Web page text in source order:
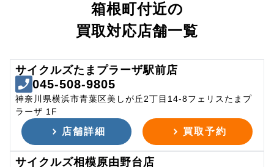
箱根町付近の
買取対応店舗一覧
サイクルズたまプラーザ駅前店
045-508-9805
神奈川県横浜市青葉区美しが丘2丁目14-8フェリスたまプ
ラーザ 1F
店舗詳細 買取予約
サイクルズ相模原由野台店